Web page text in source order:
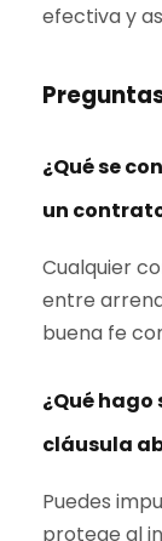
efectiva y
¿Qué se
un
Cualquier
entre
buena fe
¿Qué
cláusula
Puedes
protege al